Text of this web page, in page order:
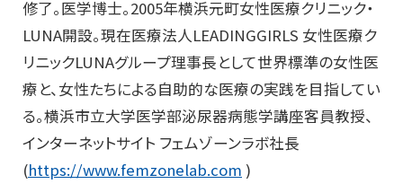
修了。医学博士。2005年横浜元町女性医療クリニック・
LUNA開設。現在医療法人LEADINGGIRLS 女性医療ク
リニックLUNAグループ理事長として世界標準の女性医
療と、女性たちによる自助的な医療の実践を目指してい
る。横浜市立大学医学部泌尿器病態学講座客員教授、
インターネットサイト フェムゾーンラボ社長
(https://www.femzonelab.com )